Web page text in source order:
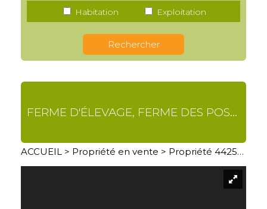
Habitation Exploitation
FERME D'ÉLEVAGE, FERME DES POSSIBLES
ACCUEIL > Propriété en vente > Propriété 4425SF09